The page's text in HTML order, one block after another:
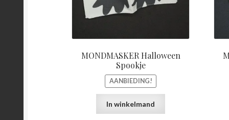
MONDMASKER Halloween
Spookje
AANBIEDING!
In winkelmand